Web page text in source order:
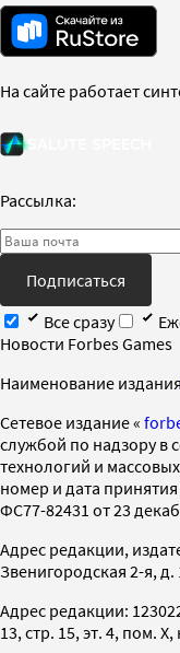
На сайте работает
Рассылка:
Подписаться
Все сразу
Новости Forbes Games
Наименование
Cетевое издание «
службой по надзору в
технологий и
номер и дата
ФС77-82431 от 23
Адрес редакции,
Звенигородская 2-я, д.
Адрес редакции:
13, стр. 15, эт. 4, пом. X,